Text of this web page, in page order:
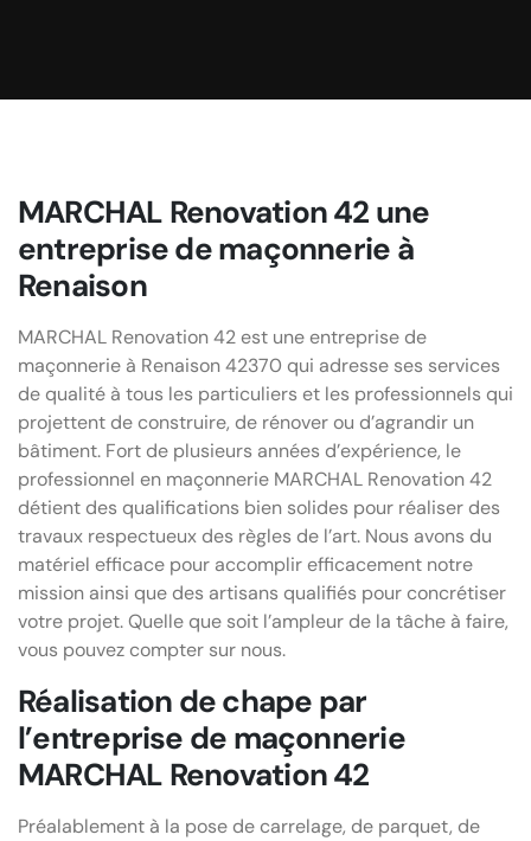
MARCHAL Renovation 42 une
entreprise de maçonnerie à
Renaison
MARCHAL Renovation 42 est une entreprise de
maçonnerie à Renaison 42370 qui adresse ses services
de qualité à tous les particuliers et les professionnels qui
projettent de construire, de rénover ou d’agrandir un
bâtiment. Fort de plusieurs années d’expérience, le
professionnel en maçonnerie MARCHAL Renovation 42
détient des qualifications bien solides pour réaliser des
travaux respectueux des règles de l’art. Nous avons du
matériel efficace pour accomplir efficacement notre
mission ainsi que des artisans qualifiés pour concrétiser
votre projet. Quelle que soit l’ampleur de la tâche à faire,
vous pouvez compter sur nous.
Réalisation de chape par
l’entreprise de maçonnerie
MARCHAL Renovation 42
Préalablement à la pose de carrelage, de parquet, de